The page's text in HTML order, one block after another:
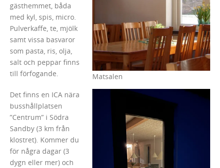
Matsalen
gästhemmet, båda
med kyl, spis, micro.
Pulverkaffe, te, mjölk
samt vissa basvaror
som pasta, ris, olja,
salt och peppar finns
till förfogande.
Det finns en ICA nära
busshållplatsen
”Centrum” i Södra
Sandby (3 km från
klostret). Kommer du
för några dagar (3
dygn eller mer) och